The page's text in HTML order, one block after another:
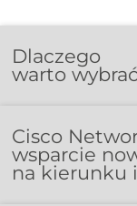
Dlaczego
warto
Cisco
wsparcie
na kierunku